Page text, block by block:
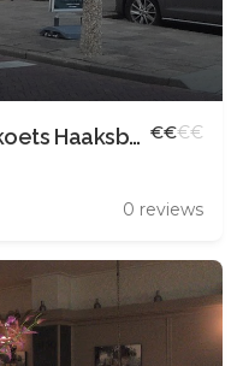
Restaurant Bistro De Postkoets Haaksbergen €€€€
0 reviews